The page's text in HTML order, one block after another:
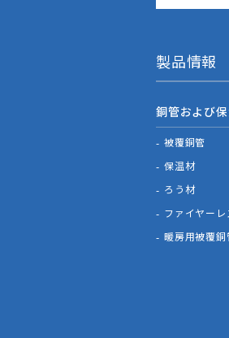
製品情報
銅管および
被覆銅管
保温材
ろう材
ファイヤー
暖房用被覆銅